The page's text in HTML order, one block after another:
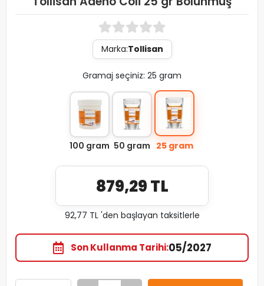
Marka:Tollisan
Gramaj seçiniz: 25 gram
100 gram 50 gram 25 gram
879,29 TL
92,77 TL 'den başlayan taksitlerle
Son Kullanma Tarihi05/2027